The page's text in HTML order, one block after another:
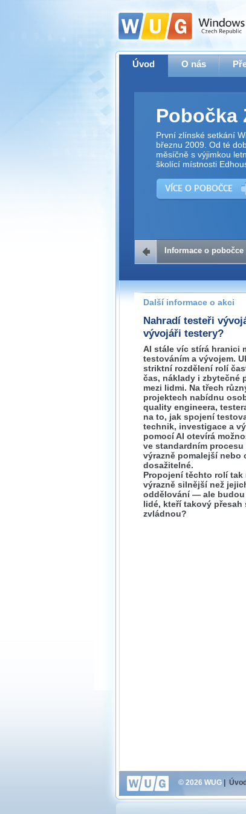
Úvod O nás
Pobočka
První zlínské setkání
březnu 2009. Od té
měsíčně s výjimkou
školící místnosti
VÍCE O POBOČCE
Kontakt
Pokud máte jakýkoliv
prosím neváhejte nás
zlin@wug.cz
Informace o pobočce
Další informace o akci
Nahradí testeři
vývojáři testery?
AI stále víc stírá hranici
testováním a vývojem.
striktní rozdělení rolí
čas, náklady i zbytečné
mezi lidmi. Na třech
projektech nabídnu
quality engineera,
na to, jak spojení
technik, investigace a
pomocí AI otevírá
ve standardním procesu
výrazně pomalejší nebo
dosažitelné.
Propojení těchto rolí tak
výrazně silnější než
oddělování — ale budou
lidé, kteří takový přesah
zvládnou?
© 2026 WUG Úvod